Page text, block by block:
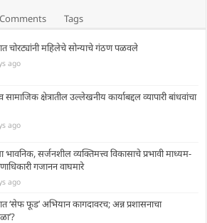
Comments Tags
चोरट्यांनी महिलेचे सोन्याचे गंठण पळवले
ago
सामाजिक क्षेत्रातील उल्लेखनीय कार्याबद्दल व्यापारी बांधवांचा
ago
भावनिक, सर्जनशील व्यक्तिमत्त्व विकासाचे प्रभावी माध्यम-
गजानन वाघमारे
ago
‘सेफ फूड’ अभियान कागदावरच; अन्न प्रशासनाचा